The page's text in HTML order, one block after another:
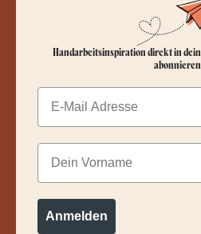
Handarbeitsinspiration direkt in
Email
Dein Vorname
Anmelden